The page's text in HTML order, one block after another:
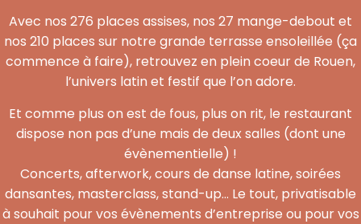
Avec nos 276 places assises, nos 27 mange-debout et
nos 210 places sur notre grande terrasse ensoleillée (ça
commence à faire), retrouvez en plein coeur de Rouen,
l’univers latin et festif que l’on adore.
Et comme plus on est de fous, plus on rit, le restaurant
dispose non pas d’une mais de deux salles (dont une
évènementielle) !
Concerts, afterwork, cours de danse latine, soirées
dansantes, masterclass, stand-up… Le tout, privatisable
à souhait pour vos évènements d’entreprise ou pour vos